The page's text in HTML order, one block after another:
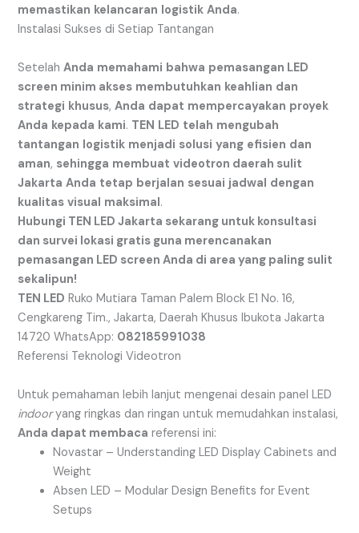
memastikan kelancaran logistik Anda.
Instalasi Sukses di Setiap Tantangan
SetelahAnda memahami bahwa pemasangan LED
screen minim akses membutuhkan keahlian dan
strategi khusus,Anda dapat mempercayakan proyek
Anda kepada kami. TEN LED telah mengubah
tantangan logistik menjadi solusi yang efisien dan
aman, sehingga membuat videotron daerah sulit
Jakarta Anda tetap berjalan sesuai jadwal dengan
kualitas visual maksimal.
Hubungi TEN LED Jakarta sekarang untuk konsultasi
dan survei lokasi gratis guna merencanakan
pemasangan LED screen Anda di area yang paling sulit
sekalipun!
TEN LED Ruko Mutiara Taman Palem Block E1 No. 16,
Cengkareng Tim., Jakarta, Daerah Khusus Ibukota Jakarta
14720 WhatsApp: 082185991038
Referensi Teknologi Videotron
Untuk pemahaman lebih lanjut mengenai desain panel LED
indooryang ringkas dan ringan untuk memudahkan instalasi,
Anda dapat membaca referensi ini:
Novastar – Understanding LED Display Cabinets and
Weight
Absen LED – Modular Design Benefits for Event
Setups